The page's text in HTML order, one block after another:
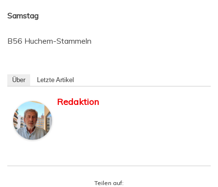
Sams­tag
B56 Huchem-Stam­meln
Über Letz­te Artikel
Redaktion
Tei­len auf: